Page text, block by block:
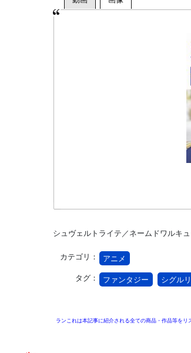
シュヴェルトライテ／ネームドワルキュ
カテゴリ： アニメ
タグ： ファンタジー シグルリ
ランこれは本記事に紹介される全ての商品・作品等を